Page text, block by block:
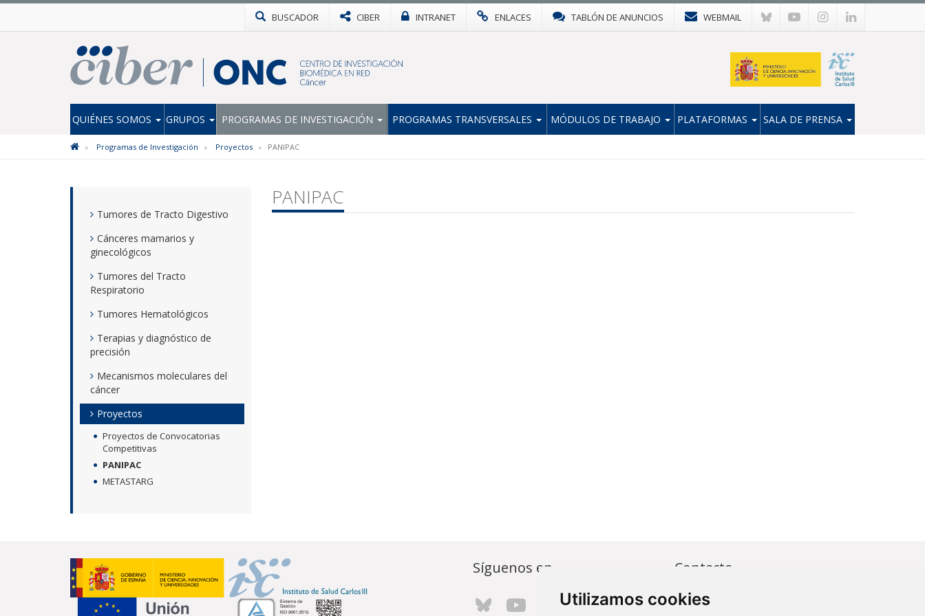
Utilizamos cookies
BUSCADOR CIBER INTRANET ENLACES TABLÓN DE ANUNCIOS WEBMAIL
QUIÉNES SOMOS GRUPOS PROGRAMAS DE INVESTIGACIÓN PROGRAMAS TRANSVERSALES MÓDULOS DE TRABAJO PLATAFORMAS SALA DE PRENSA
Programas de Investigación Proyectos PANIPAC
PANIPAC
Tumores de Tracto Digestivo
Cánceres mamarios y
ginecológicos
Tumores del Tracto
Respiratorio
Tumores Hematológicos
Terapias y diagnóstico de
precisión
Mecanismos moleculares del
cáncer
Proyectos
Proyectos de Convocatorias
Competitivas
PANIPAC
METASTARG
Síguenos en... Contacto
Av. Monforte de Lemos, 3-5. Pabellón
11. Planta 0 28029 Madrid